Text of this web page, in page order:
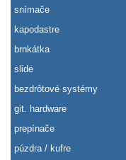
snímače
kapodastre
brnkátka
slide
bezdrôtové systémy
git. hardware
prepínače
púzdra / kufre